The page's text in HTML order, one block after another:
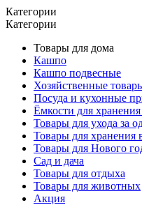
Категории
Категории
Товары для дома
Кашпо
Кашпо подвесные
Хозяйственные
Посуда и кухонные
Ёмкости для
Товары для ухода за
Товары для хранения
Товары для Нового
Сад и дача
Товары для отдыха
Товары для животных
Акция